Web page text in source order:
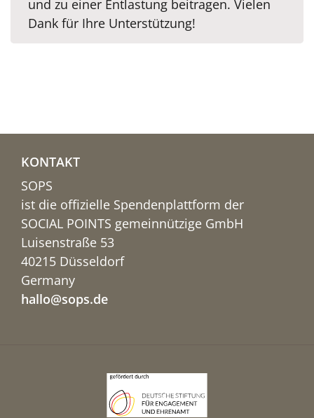
und zu einer Entlastung beitragen. Vielen
Dank für Ihre Unterstützung!
KONTAKT
SOPS
ist die offizielle Spendenplattform der
SOCIAL POINTS gemeinnützige GmbH
Luisenstraße 53
40215 Düsseldorf
Germany
hallo@sops.de